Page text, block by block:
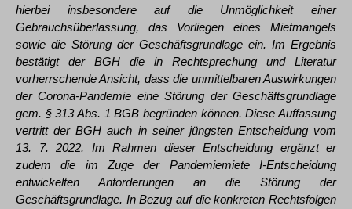
hierbei insbesondere auf die Unmöglichkeit einer
Gebrauchsüberlassung, das Vorliegen eines Mietmangels
sowie die Störung der Geschäftsgrundlage ein. Im Ergebnis
bestätigt der BGH die in Rechtsprechung und Literatur
vorherrschende Ansicht, dass die unmittelbaren Auswirkungen
der Corona-Pandemie eine Störung der Geschäftsgrundlage
gem. § 313 Abs. 1 BGB begründen können. Diese Auffassung
vertritt der BGH auch in seiner jüngsten Entscheidung vom
13. 7. 2022. Im Rahmen dieser Entscheidung ergänzt er
zudem die im Zuge der Pandemiemiete I-Entscheidung
entwickelten Anforderungen an die Störung der
Geschäftsgrundlage. In Bezug auf die konkreten Rechtsfolgen